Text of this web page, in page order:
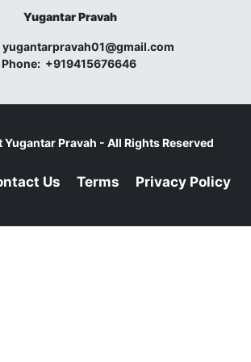
Yugantar Pravah
yugantarpravah01@gmail.com
Phone: +919415676646
Yugantar Pravah - All Rights Reserved
Us Terms Privacy Policy